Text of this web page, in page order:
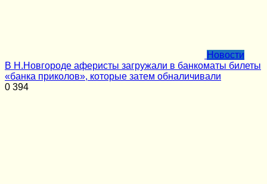
Новости
В Н.Новгороде аферисты загружали в банкоматы билеты
«банка приколов», которые затем обналичивали
0 394